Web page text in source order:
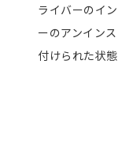
ライバーのイ
ーのアンイン
付けられた状